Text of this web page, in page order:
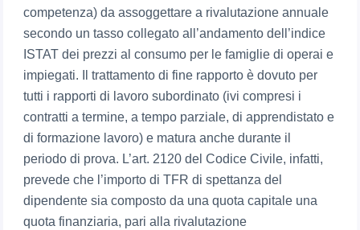
competenza) da assoggettare a rivalutazione annuale
secondo un tasso collegato all’andamento dell’indice
ISTAT dei prezzi al consumo per le famiglie di operai e
impiegati. Il trattamento di fine rapporto è dovuto per
tutti i rapporti di lavoro subordinato (ivi compresi i
contratti a termine, a tempo parziale, di apprendistato e
di formazione lavoro) e matura anche durante il
periodo di prova. L’art. 2120 del Codice Civile, infatti,
prevede che l’importo di TFR di spettanza del
dipendente sia composto da una quota capitale una
quota finanziaria, pari alla rivalutazione